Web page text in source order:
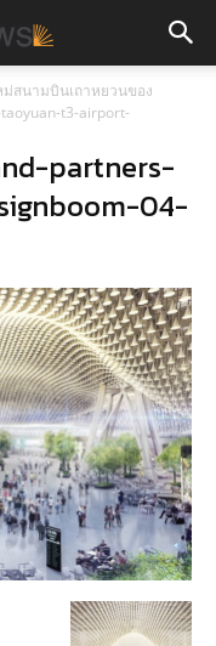
ม่สนามบินเถาหยวนของ
t3-airport-
partners-
04-